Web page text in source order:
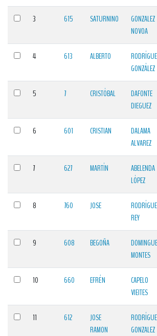
3 615 SATURNINO
GONZALEZ
NOVOA
4 613 ALBERTO
GONZÁLEZ
5 7 CRISTÓBAL
DAFONTE
DIEGUEZ
6 601 CRISTIAN
DALAMA
ALVAREZ
7 627 MARTÍN
ABELENDA
LÓPEZ
8 760 JOSE
REY
9 608 BEGOÑA
MONTES
10 660 EFRÉN
CAPELO
VIEITES
11 612
JOSE
RAMON
GONZALEZ